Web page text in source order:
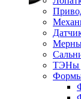
ТЭНы
Формы